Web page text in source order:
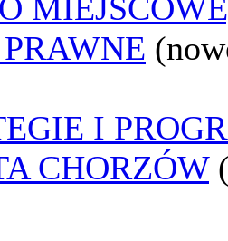
I
CHORZÓW